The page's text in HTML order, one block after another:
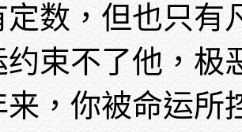
定数，但也只有
约束不了他，极
来，你被命运所